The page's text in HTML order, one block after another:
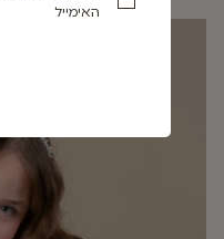
האימייל